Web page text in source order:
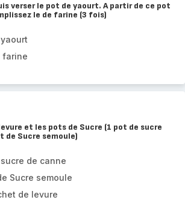
verser le pot de yaourt. A partir de ce pot
le de farine (3 fois)
farine
et les pots de Sucre (1 pot de sucre
de Sucre semoule)
de canne
Sucre semoule
de levure